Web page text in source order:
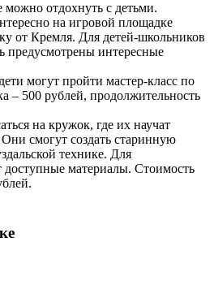
можно отдохнуть с детьми.
на игровой площадке
от Кремля. Для детей-школьников
предусмотрены интересные
могут пройти мастер-класс по
– 500 рублей, продолжительность
на кружок, где их научат
смогут создать старинную
технике. Для
доступные материалы. Стоимость